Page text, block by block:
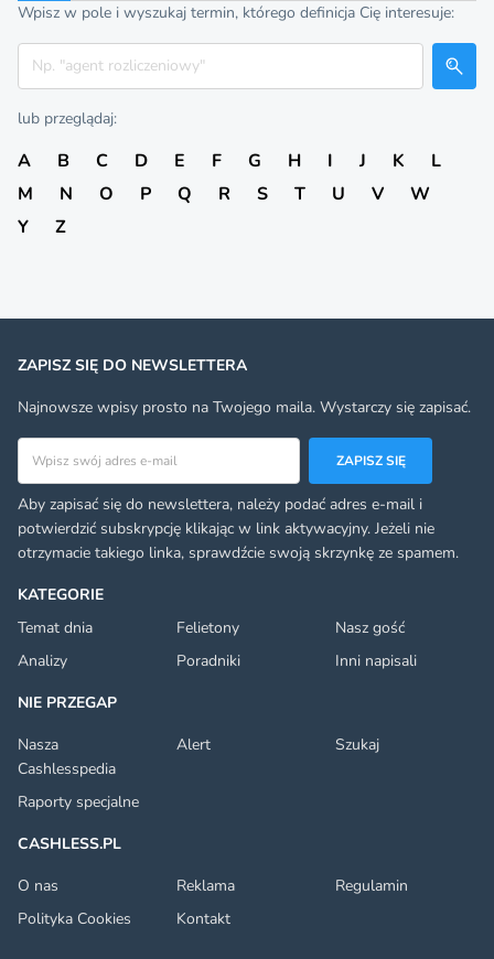
Wpisz w pole i wyszukaj termin, którego definicja Cię interesuje:
Szukaj
lub przeglądaj:
A B C D E F G H I J K
L
M
N O P Q R S T U V
W
Y
Z
KATEGORIE
Temat dnia
Felietony
Nasz gość
Analizy
Poradniki
Inni napisali
NIE PRZEGAP
Nasza
Cashlesspedia
Alert Szukaj
Raporty specjalne
CASHLESS.PL
O nas
Reklama
Regulamin
Polityka Cookies
Kontakt
ZAPISZ SIĘ DO NEWSLETTERA
Najnowsze wpisy prosto na Twojego maila. Wystarczy się zapisać.
Adres email
ZAPISZ SIĘ
Aby zapisać się do newslettera, należy podać adres e-mail i
potwierdzić subskrypcję klikając w link aktywacyjny. Jeżeli nie
otrzymacie takiego linka, sprawdźcie swoją skrzynkę ze spamem.